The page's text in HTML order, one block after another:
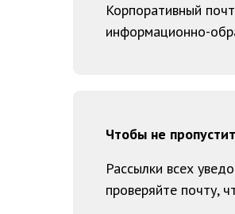
Корпоративный
информационно-
Чтобы не
Рассылки всех
проверяйте почту,